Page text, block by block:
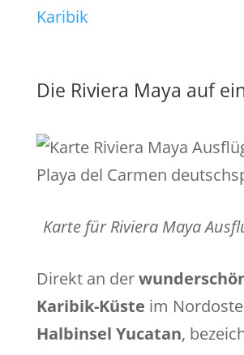
Karibik
Die Riviera Maya auf
Karte für Riviera Maya
Direkt an der
Karibik-Küste im
Halbinsel Yucatan,